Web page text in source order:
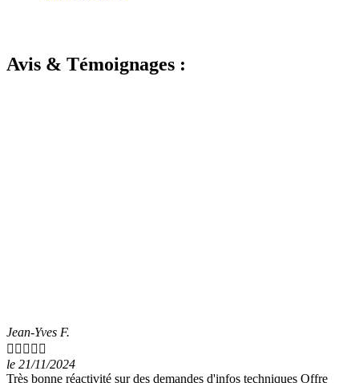
Avis & Témoignages :
Jean-Yves F.
    
le 21/11/2024
Très bonne réactivité sur des demandes d'infos techniques Offre